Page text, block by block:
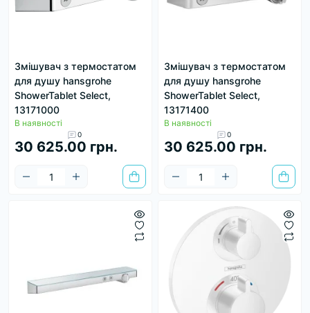
Змішувач з термостатом
для душу hansgrohe
ShowerTablet Select,
13171000
В наявності
0
30 625.00 грн.
Змішувач з термостатом
для душу hansgrohe
ShowerTablet Select,
13171400
В наявності
0
30 625.00 грн.